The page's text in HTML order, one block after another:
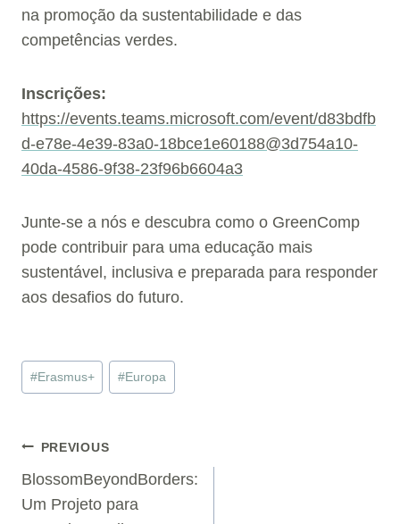
na promoção da sustentabilidade e das
competências verdes.
Inscrições:
https://events.teams.microsoft.com/event/d83bdfb
d-e78e-4e39-83a0-18bce1e60188@3d754a10-
40da-4586-9f38-23f96b6604a3
Junte-se a nós e descubra como o GreenComp
pode contribuir para uma educação mais
sustentável, inclusiva e preparada para responder
aos desafios do futuro.
Post
Tags:
#Erasmus+ #Europa
Navegação
de
PREVIOUS
BlossomBeyondBorders:
Um Projeto para